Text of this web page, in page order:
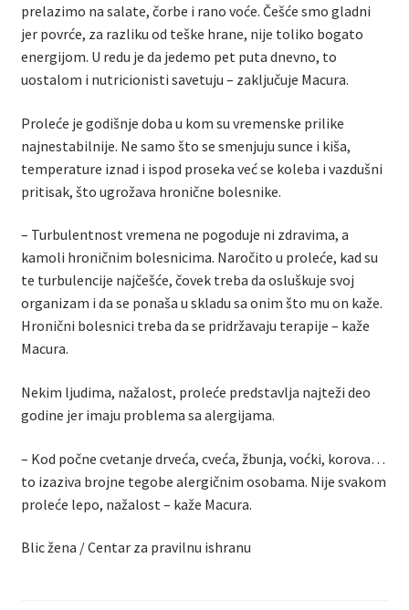
prelazimo na salate, čorbe i rano voće. Češće smo gladni
jer povrće, za razliku od teške hrane, nije toliko bogato
energijom. U redu je da jedemo pet puta dnevno, to
uostalom i nutricionisti savetuju – zaključuje Macura.
Proleće je godišnje doba u kom su vremenske prilike
najnestabilnije. Ne samo što se smenjuju sunce i kiša,
temperature iznad i ispod proseka već se koleba i vazdušni
pritisak, što ugrožava hronične bolesnike.
– Turbulentnost vremena ne pogoduje ni zdravima, a
kamoli hroničnim bolesnicima. Naročito u proleće, kad su
te turbulencije najčešće, čovek treba da osluškuje svoj
organizam i da se ponaša u skladu sa onim što mu on kaže.
Hronični bolesnici treba da se pridržavaju terapije – kaže
Macura.
Nekim ljudima, nažalost, proleće predstavlja najteži deo
godine jer imaju problema sa alergijama.
– Kod počne cvetanje drveća, cveća, žbunja, voćki, korova…
to izaziva brojne tegobe alergičnim osobama. Nije svakom
proleće lepo, nažalost – kaže Macura.
Blic žena / Centar za pravilnu ishranu